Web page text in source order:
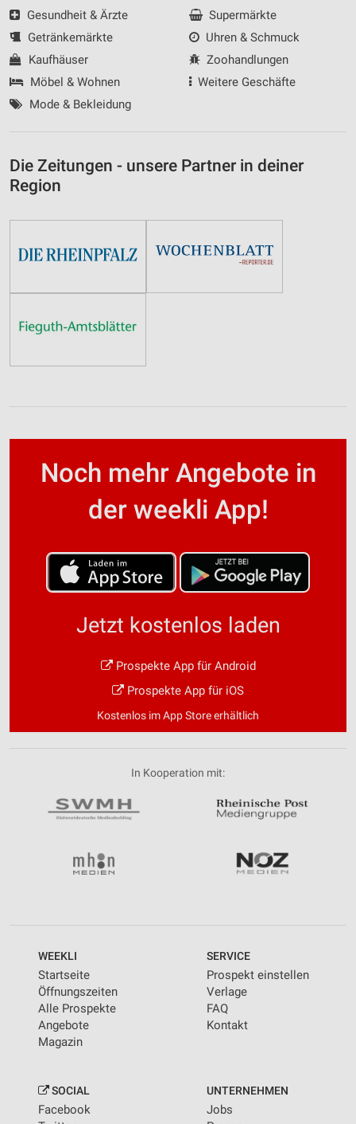
Gesundheit & Ärzte
Getränkemärkte
Kaufhäuser
Möbel & Wohnen
Mode & Bekleidung
Supermärkte
Uhren & Schmuck
Zoohandlungen
Weitere Geschäfte
Die Zeitungen - unsere Partner in deiner
Region
Noch mehr Angebote in
der weekli App!
Jetzt kostenlos laden
Prospekte App für Android
Prospekte App für iOS
Kostenlos im App Store erhältlich
In Kooperation mit:
WEEKLI
Startseite
Öffnungszeiten
Alle Prospekte
Angebote
Magazin
SERVICE
Prospekt einstellen
Verlage
FAQ
Kontakt
SOCIAL
Facebook
UNTERNEHMEN
Jobs